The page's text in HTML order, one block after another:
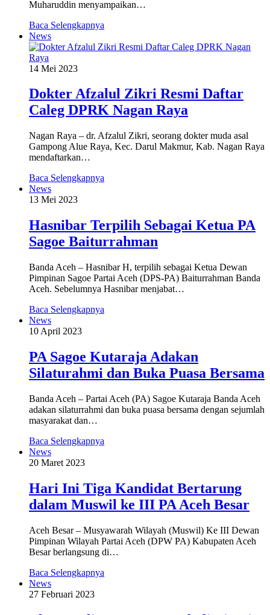
Muharuddin menyampaikan…
Baca Selengkapnya
News
14 Mei 2023
Dokter Afzalul Zikri Resmi Daftar
Caleg DPRK Nagan Raya
Nagan Raya – dr. Afzalul Zikri, seorang dokter muda asal
Gampong Alue Raya, Kec. Darul Makmur, Kab. Nagan Raya
mendaftarkan…
Baca Selengkapnya
News
13 Mei 2023
Hasnibar Terpilih Sebagai Ketua PA
Sagoe Baiturrahman
Banda Aceh – Hasnibar H, terpilih sebagai Ketua Dewan
Pimpinan Sagoe Partai Aceh (DPS-PA) Baiturrahman Banda
Aceh. Sebelumnya Hasnibar menjabat…
Baca Selengkapnya
News
10 April 2023
PA Sagoe Kutaraja Adakan
Silaturahmi dan Buka Puasa Bersama
Banda Aceh – Partai Aceh (PA) Sagoe Kutaraja Banda Aceh
adakan silaturrahmi dan buka puasa bersama dengan sejumlah
masyarakat dan…
Baca Selengkapnya
News
20 Maret 2023
Hari Ini Tiga Kandidat Bertarung
dalam Muswil ke III PA Aceh Besar
Aceh Besar – Musyawarah Wilayah (Muswil) Ke III Dewan
Pimpinan Wilayah Partai Aceh (DPW PA) Kabupaten Aceh
Besar berlangsung di…
Baca Selengkapnya
News
27 Februari 2023